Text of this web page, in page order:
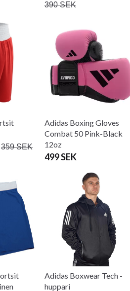
390 SEK
359 SEK
Adidas Boxing Gloves
Combat 50 Pink-Black
12oz
499 SEK
Adidas Boxwear Tech -
huppari